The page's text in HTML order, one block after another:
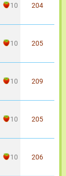
10 204
10 205
10 209
10 205
10 206